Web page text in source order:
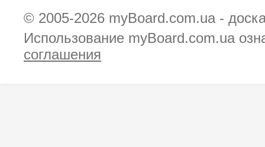
© 2005-2026 myBoard.com.ua -
Использование myBoard.com.ua
соглашения